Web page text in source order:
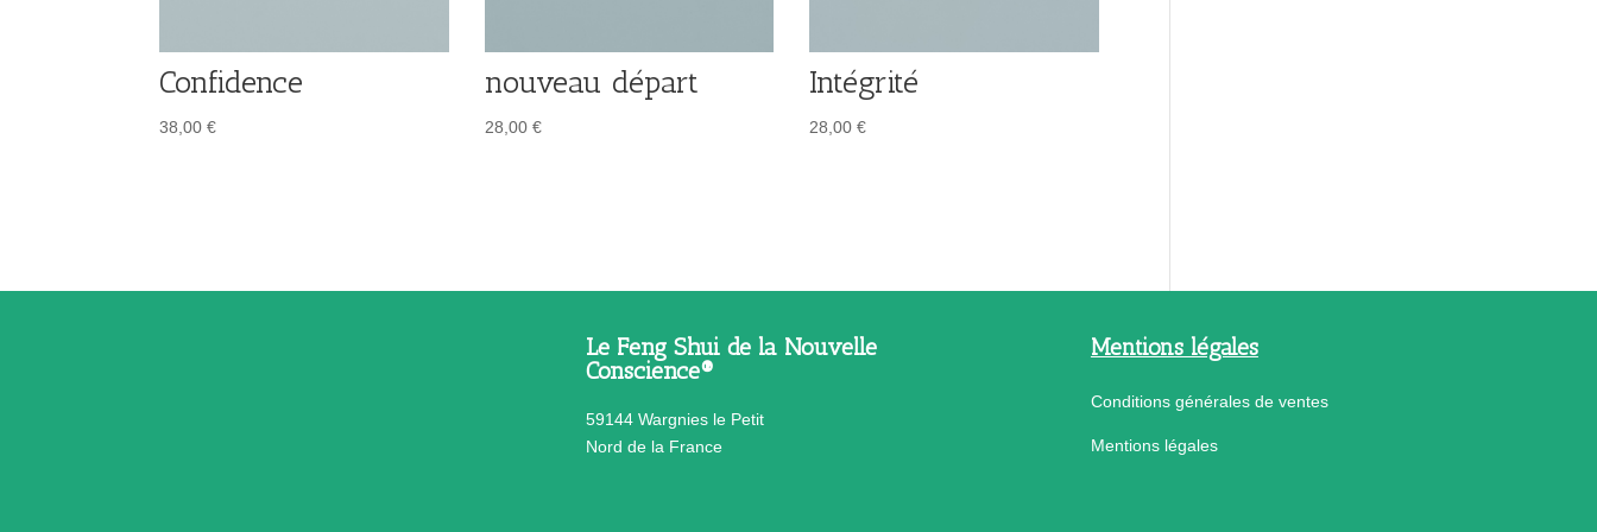
Confidence
38,00€
nouveau départ
28,00 €
Intégrité
28,00€
Le Feng Shui de la Nouvelle
Conscience®
59144 Wargnies le Petit
Nord de la France
Mentions légales
Conditions générales de ventes
Mentions légales